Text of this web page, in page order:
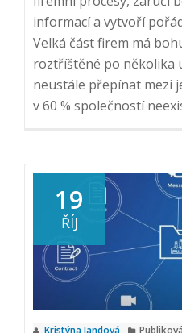
informací a vytvoří
Velká část firem má
roztříštěné po několika
neustále přepínat mezi
v 60 % společností
19
ŘÍJ